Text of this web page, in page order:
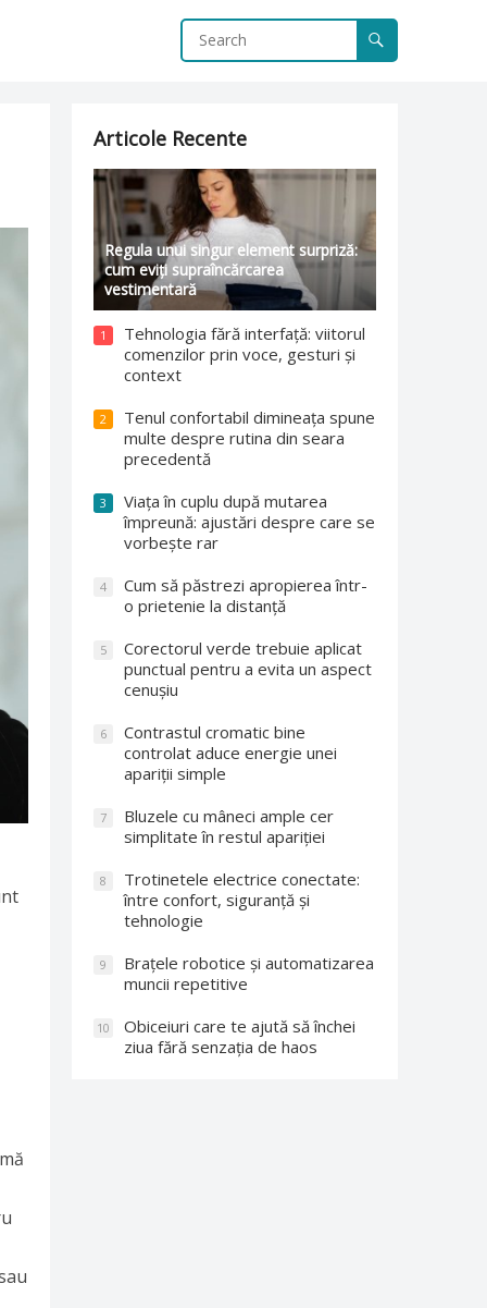
Articole Recente
Regula unui singur element surpriză:
cum eviți supraîncărcarea
vestimentară
1
Tehnologia fără interfață: viitorul
comenzilor prin voce, gesturi și
context
2
Tenul confortabil dimineața spune
multe despre rutina din seara
precedentă
3
Viața în cuplu după mutarea
împreună: ajustări despre care se
vorbește rar
4
Cum să păstrezi apropierea într-
o prietenie la distanță
5
Corectorul verde trebuie aplicat
punctual pentru a evita un aspect
cenușiu
6
Contrastul cromatic bine
controlat aduce energie unei
apariții simple
7
Bluzele cu mâneci ample cer
simplitate în restul apariției
8
Trotinetele electrice conectate:
între confort, siguranță și
tehnologie
9
Brațele robotice și automatizarea
muncii repetitive
10
Obiceiuri care te ajută să închei
ziua fără senzația de haos